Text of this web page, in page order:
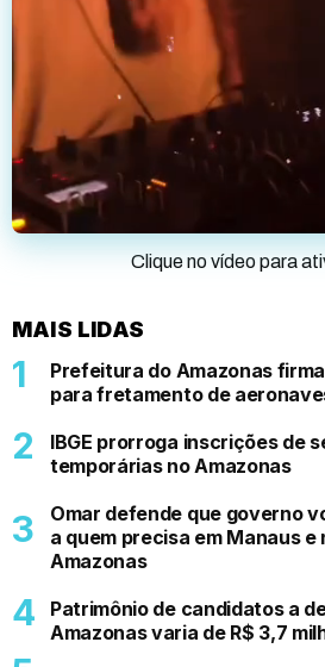
Clique no vídeo para
MAIS LIDAS
Prefeitura do Amazonas
para fretamento de
IBGE prorroga inscrições de
temporárias no Amazonas
Omar defende que governo
a quem precisa em Manaus
Amazonas
Patrimônio de candidatos a
Amazonas varia de R$ 3,7